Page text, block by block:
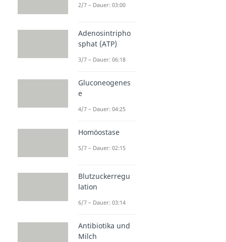
2/7 – Dauer: 03:00
Adenosintripho
sphat (ATP)
3/7 – Dauer: 06:18
Gluconeogenes
e
4/7 – Dauer: 04:25
Homöostase
5/7 – Dauer: 02:15
Blutzuckerregu
lation
6/7 – Dauer: 03:14
Antibiotika und
Milch